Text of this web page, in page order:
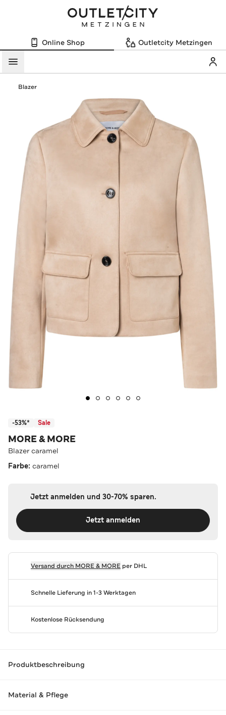
Online Shop Outletcity Metzingen
Menü
Blazer
-53%* Sale
MORE & MORE
Blazer caramel
Farbe: caramel
Jetzt anmelden und 30-70% sparen.
Jetzt anmelden
Versand durch MORE & MOREper DHL
Schnelle Lieferung in 1-3 Werktagen
Kostenlose Rücksendung
Produktbeschreibung
Material & Pflege